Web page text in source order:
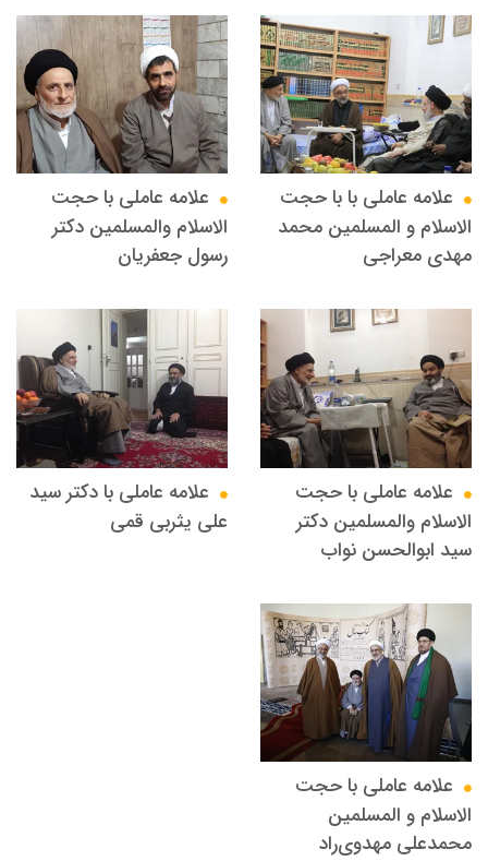
علامه عاملي با با حجت
الاسلام و المسلمین محمد
مهدی معراجی
علامه عاملي با حجت
الاسلام والمسلمين دکتر
رسول جعفریان
علامه عاملي با حجت
الاسلام والمسلمين دکتر
سید ابوالحسن نواب
علامه عاملي با دكتر سيد
علي يثربي قمي
علامه عاملي با حجت
الاسلام و المسلمین
محمدعلی مهدوی‌راد